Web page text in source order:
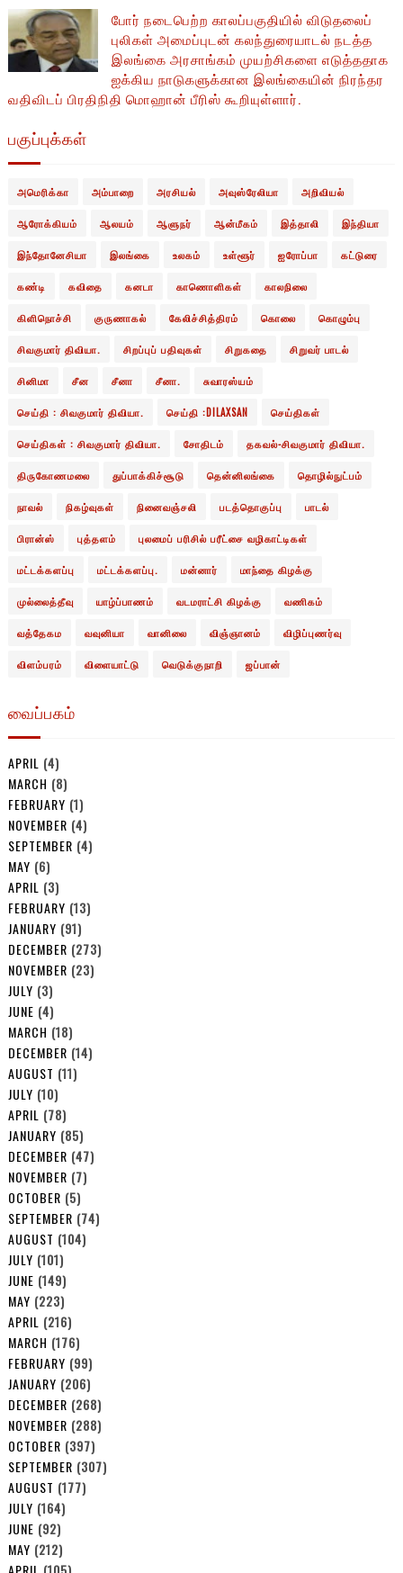
போர் நடைபெற்ற காலப்பகுதியில் ​​விடுதலைப்
புலிகள் அமைப்புடன் கலந்துரையாடல் நடத்த
இலங்கை அரசாங்கம் முயற்சிகளை எடுத்ததாக
ஐக்கிய நாடுகளுக்கான இலங்கையின் நிரந்தர
வதிவிடப் பிரதிநிதி மொஹான் பீரிஸ் கூறியுள்ளார்.
பகுப்புக்கள்
அமெரிக்கா அம்பாறை அரசியல் அவுஸ்ரேலியா அறிவியல்
ஆரோக்கியம் ஆலயம் ஆளுநர் ஆன்மீகம் இத்தாலி இந்தியா
இந்தோனேசியா இலங்கை உலகம் உள்ளூர் ஐரோப்பா கட்டுரை
கண்டி கவிதை கனடா காணொளிகள் காலநிலை
கிளிநொச்சி குருணாகல் கேலிச்சித்திரம் கொலை கொழும்பு
சிவகுமார் திவியா. சிறப்புப் பதிவுகள் சிறுகதை சிறுவர் பாடல்
சினிமா சீன சீனா சீனா. சுவாரஸ்யம்
செய்தி : சிவகுமார் திவியா. செய்தி :DILAXSAN செய்திகள்
செய்திகள் : சிவகுமார் திவியா. சோதிடம் தகவல்-சிவகுமார் திவியா.
திருகோணமலை துப்பாக்கிச்சூடு தென்னிலங்கை தொழில்நுட்பம்
நாவல் நிகழ்வுகள் நினைவஞ்சலி படத்தொகுப்பு பாடல்
பிரான்ஸ் புத்தளம் புலமைப் பரிசில் பரீட்சை வழிகாட்டிகள்
மட்டக்களப்பு மட்டக்களப்பு. மன்னார் மாந்தை கிழக்கு
முல்லைத்தீவு யாழ்ப்பாணம் வடமராட்சி கிழக்கு வணிகம்
வத்தேகம வவுனியா வானிலை விஞ்ஞானம் விழிப்புணர்வு
விளம்பரம் விளையாட்டு வெடுக்குநாறி ஜப்பான்
வைப்பகம்
APRIL (4)
MARCH (8)
FEBRUARY (1)
NOVEMBER (4)
SEPTEMBER (4)
MAY (6)
APRIL (3)
FEBRUARY (13)
JANUARY (91)
DECEMBER (273)
NOVEMBER (23)
JULY (3)
JUNE (4)
MARCH (18)
DECEMBER (14)
AUGUST (11)
JULY (10)
APRIL (78)
JANUARY (85)
DECEMBER (47)
NOVEMBER (7)
OCTOBER (5)
SEPTEMBER (74)
AUGUST (104)
JULY (101)
JUNE (149)
MAY (223)
APRIL (216)
MARCH (176)
FEBRUARY (99)
JANUARY (206)
DECEMBER (268)
NOVEMBER (288)
OCTOBER (397)
SEPTEMBER (307)
AUGUST (177)
JULY (164)
JUNE (92)
MAY (212)